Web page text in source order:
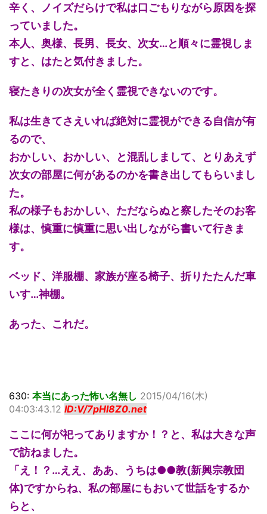
辛く、ノイズだらけで私は口ごもりながら原因を探
っていました。
本人、奥様、長男、長女、次女…と順々に霊視しま
すと、はたと気付きました。
寝たきりの次女が全く霊視できないのです。
私は生きてさえいれば絶対に霊視ができる自信が有
るので、
おかしい、おかしい、と混乱しまして、とりあえず
次女の部屋に何があるのかを書き出してもらいまし
た。
私の様子もおかしい、ただならぬと察したそのお客
様は、慎重に慎重に思い出しながら書いて行きま
す。
ベッド、洋服棚、家族が座る椅子、折りたたんだ車
いす…神棚。
あった、これだ。
630: 本当にあった怖い名無し 2015/04/16(木)
04:03:43.12 ID:V/7pHl8Z0.net
ここに何が祀ってありますか！？と、私は大きな声
で訪ねました。
「え！？…ええ、ああ、うちは●●教(新興宗教団
体)ですからね、私の部屋にもおいて世話をするか
らと、